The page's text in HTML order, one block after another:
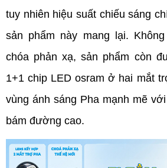
tuy nhiên hiệu suất chiếu sáng
sản phẩm này mang lại.
chóa phản xạ, sản phẩm còn
1+1 chip LED osram ở hai mắt
vùng ánh sáng Pha mạnh mẽ
bám đường cao.